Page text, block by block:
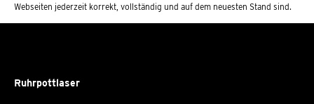
Webseiten jederzeit korrekt, vollständig und auf dem neuesten Stand sind.
Ruhrpottlaser